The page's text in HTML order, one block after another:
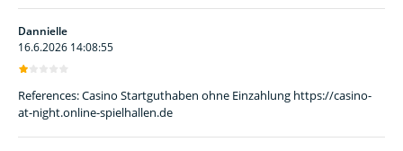
Dannielle
16.6.2026 14:08:55
References: Casino Startguthaben ohne Einzahlung https://casino-
at-night.online-spielhallen.de